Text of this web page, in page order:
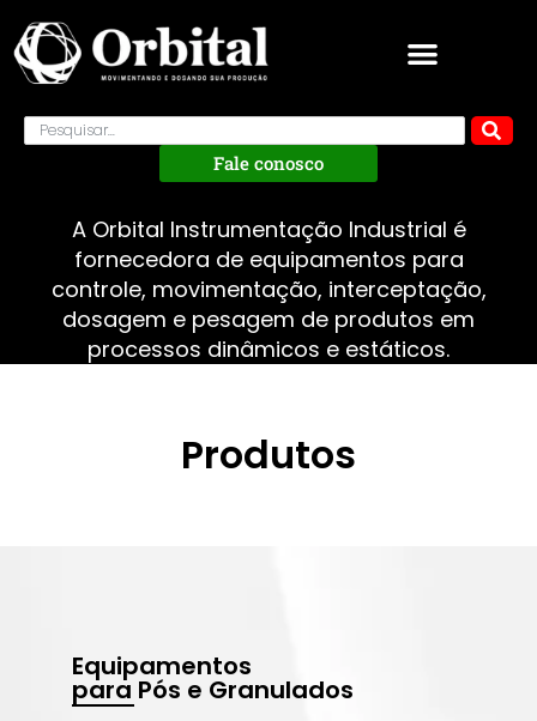
Fale conosco
A Orbital Instrumentação Industrial é
fornecedora de equipamentos para
controle, movimentação, interceptação,
dosagem e pesagem de produtos em
processos dinâmicos e estáticos.
Produtos
Equipamentos
para Pós e Granulados